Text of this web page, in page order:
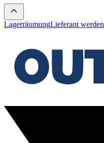
LagerräumungLieferant werden